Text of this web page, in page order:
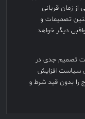
زمان قربانی
تصمیمات و
دیگر خواهد
تصمیم جدی در
سیاست افزایش
ازدواج را بدون قید شرط و